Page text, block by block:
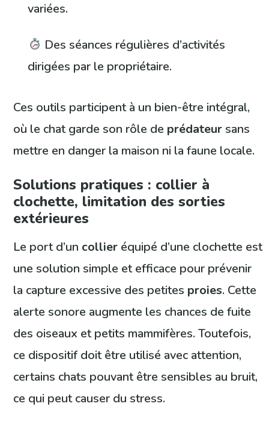
variées.
Des séances régulières d’activités
dirigées par le propriétaire.
Ces outils participent à un bien-être intégral,
où le chat garde son rôle de prédateur sans
mettre en danger la maison ni la faune locale.
Solutions pratiques : collier à
clochette, limitation des sorties
extérieures
Le port d’un collier équipé d’une clochette est
une solution simple et efficace pour prévenir
la capture excessive des petites proies. Cette
alerte sonore augmente les chances de fuite
des oiseaux et petits mammifères. Toutefois,
ce dispositif doit être utilisé avec attention,
certains chats pouvant être sensibles au bruit,
ce qui peut causer du stress.